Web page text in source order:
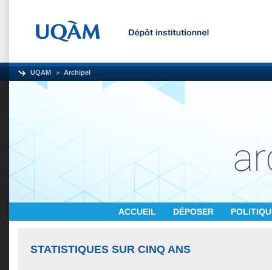
UQAM Archipel
ACCUEIL DÉPOSER
STATISTIQUES SUR CINQ ANS